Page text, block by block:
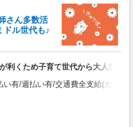
さん多数活
ドル世代も♪
利くため子育て世代から大人気♪
有/週払い有/交通費全支給(ガソリ